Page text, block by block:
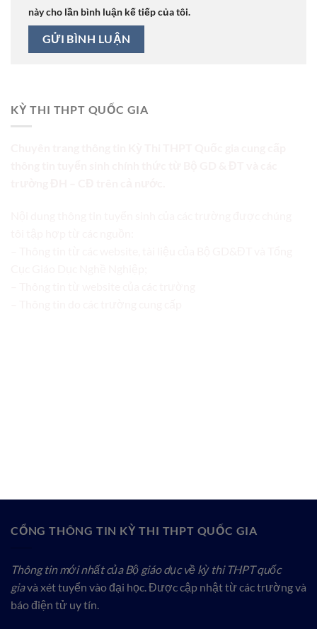
này cho lần bình luận kế tiếp của tôi.
KỲ THI THPT QUỐC GIA
CỔNG THÔNG TIN KỲ THI THPT QUỐC GIA
Thông tin mới nhất của Bộ giáo dục về kỳ thi THPT quốc
giavà xét tuyển vào đại học. Được cập nhật từ các trường và
báo điện tử uy tín.